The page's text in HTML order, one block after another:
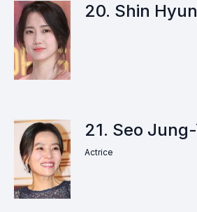
20. Shin
21. Seo
Actrice